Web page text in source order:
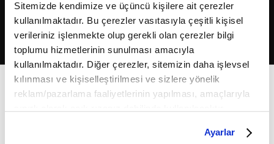
Sitemizde kendimize ve üçüncü kişilere ait çerezler
kullanılmaktadır. Bu çerezler vasıtasıyla çeşitli kişisel
verileriniz işlenmekte olup gerekli olan çerezler bilgi
toplumu hizmetlerinin sunulması amacıyla
kullanılmaktadır. Diğer çerezler, sitemizin daha işlevsel
kılınması ve kişiselleştirilmesi ve sizlere yönelik
reklam/pazarlama faaliyetlerinin yapılması, amaçlarıyla
belirleyebilirsiniz. Çerezlere ilişkin detaylı bilgi için
Ayarlar
2026Fikriyat. Tüm hakları saklıdır.